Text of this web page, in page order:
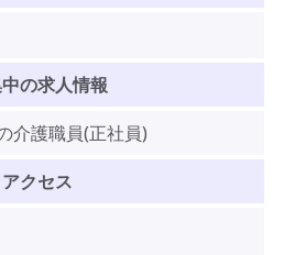
の求人情報
介護職員(正社員)
アクセス